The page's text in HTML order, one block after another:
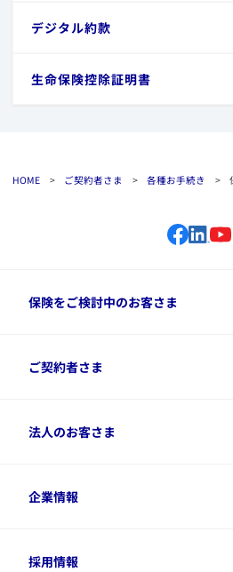
​デジタル約款
​生命保険控除証明書
HOME > ご契約者さま > 各種お手続き >
保険をご検討中のお客さま
保険をご検討中のお客さまトップ
資料請求
変額保険各種情報
ご契約者さま
ご契約者さまトップ
デジタル約款
令和8年（2026年）分の生命保険料
法人のお客さま
法人のお客さまトップ
企業情報
企業情報トップ
採用情報